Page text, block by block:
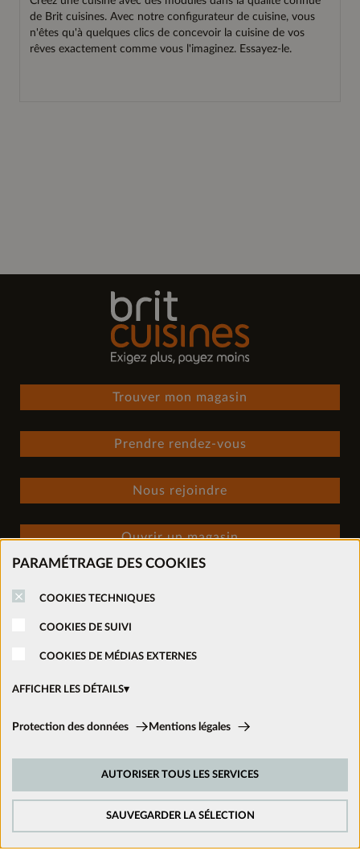
PARAMÉTRAGE DES COOKIES
COOKIES TECHNIQUES
COOKIES DE SUIVI
COOKIES DE MÉDIAS EXTERNES
AFFICHER LES DÉTAILS
Cookies techniques:
Afin d’améliorer constamment notre site web, nous analysons le
comportement de nos visiteurs. Pour cela, nous utilisons des cookies de
Protection des données Mentions légales
SAUVEGARDER LA SÉLECTION
AUTORISER TOUS LES SERVICES
de Brit cuisines. Avec notre configurateur de cuisine, vous
n'êtes qu'à quelques clics de concevoir la cuisine de vos
rêves exactement comme vous l'imaginez. Essayez-le.
Trouver mon magasin
Prendre rendez-vous
Nous rejoindre
Ouvrir un magasin
Nous suivre sur les réseaux